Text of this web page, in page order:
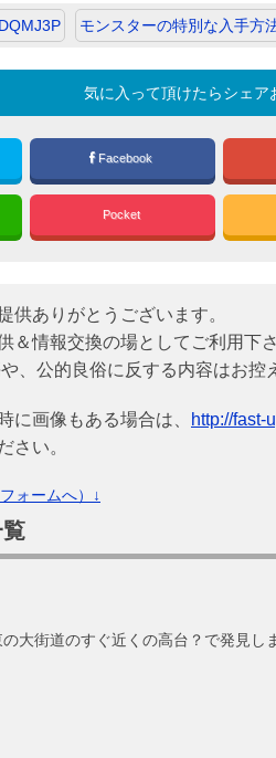
DQMJ3P モンスターの特別な入手方
気に入って頂けたらシェア
Facebook
Pocket
供ありがとうございます。
＆情報交換の場としてご利用下
、公的良俗に反する内容はお控
に画像もある場合は、
http://fast-
さい。
ォームへ）↓
大街道のすぐ近くの高台？で発見し